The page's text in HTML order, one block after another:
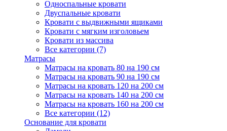
Односпальные кровати
Двуспальные кровати
Кровати с выдвижными ящиками
Кровати с мягким изголовьем
Кровати из массива
Все категории (7)
Матрасы
Матрасы на кровать 80 на 190 см
Матрасы на кровать 90 на 190 см
Матрасы на кровать 120 на 200 см
Матрасы на кровать 140 на 200 см
Матрасы на кровать 160 на 200 см
Все категории (12)
Основание для кровати